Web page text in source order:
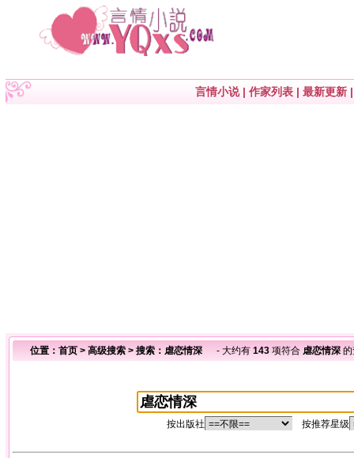
言情小说| 作家列表 | 最新更新
位置： 首页 > 高级搜索 > 搜索：虐恋情深 - 大约有 143 项符合 虐恋情深
按出版社 按推荐星级